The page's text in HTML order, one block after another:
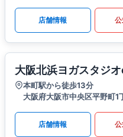
店舗情報 公
大阪北浜ヨガスタジ
本町駅から徒歩13分
大阪府大阪市中央区平野町
店舗情報 公